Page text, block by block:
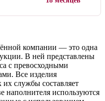
24 месяца
18 месяцев